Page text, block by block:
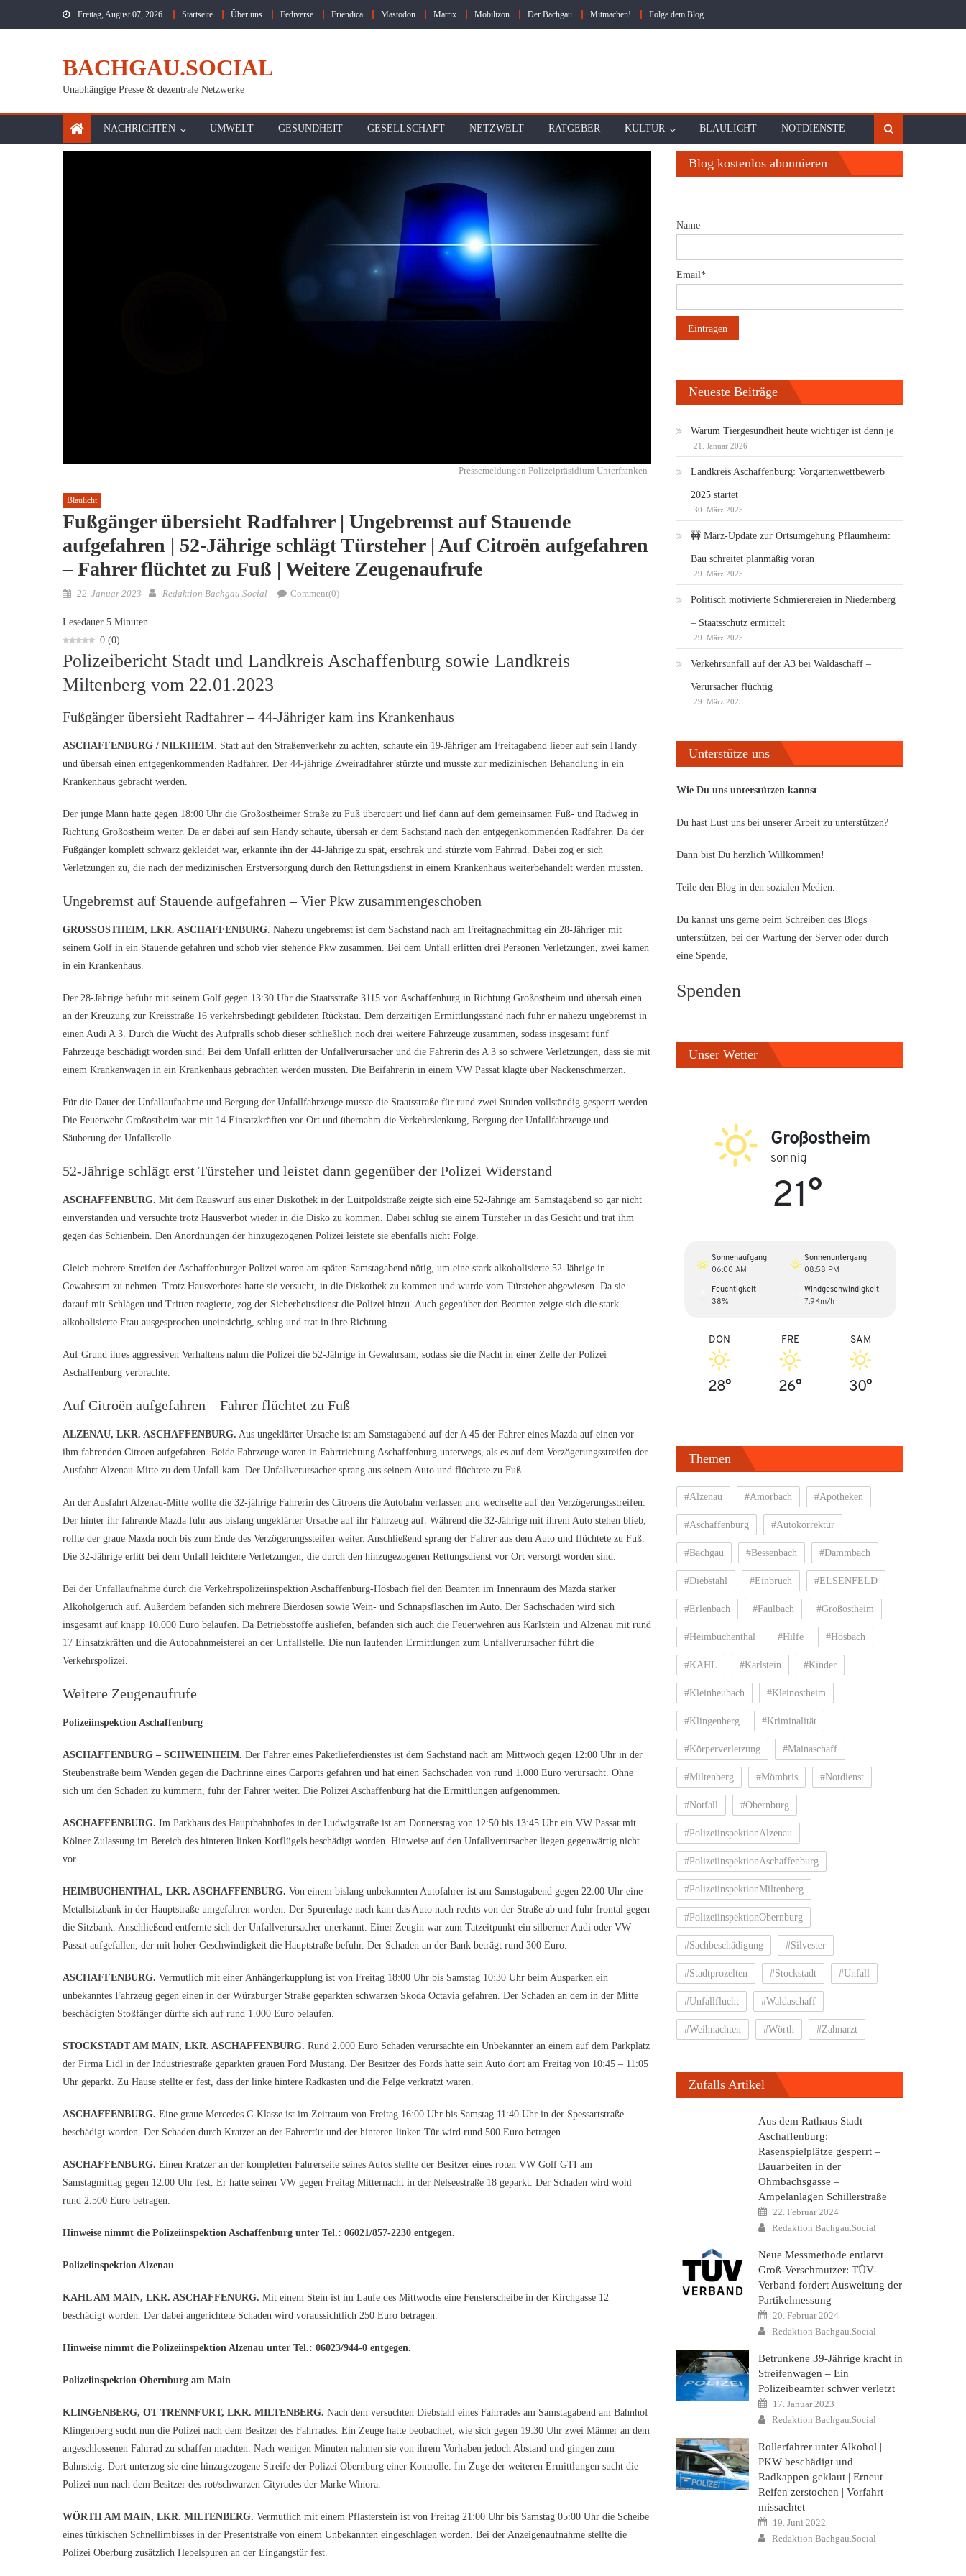
Freitag, August 07, 2026 Startseite Über uns Fediverse Friendica Mastodon Matrix Mobilizon Der Bachgau Mitmachen! Folge dem Blog
BACHGAU.SOCIAL
Unabhängige Presse & dezentrale Netzwerke
NACHRICHTEN UMWELT GESUNDHEIT GESELLSCHAFT NETZWELT RATGEBER KULTUR BLAULICHT NOTDIENSTE
Pressemeldungen Polizeipräsidium Unterfranken
Blaulicht
Fußgänger übersieht Radfahrer | Ungebremst auf Stauende
aufgefahren | 52-Jährige schlägt Türsteher | Auf Citroën aufgefahren
– Fahrer flüchtet zu Fuß | Weitere Zeugenaufrufe
Posted
22. Januar 2023 Author
Redaktion Bachgau.Social Comment(0)
Lesedauer 5 Minuten
0 (0)
Polizeibericht Stadt und Landkreis Aschaffenburg sowie Landkreis
Miltenberg vom 22.01.2023
Fußgänger übersieht Radfahrer – 44-Jähriger kam ins Krankenhaus
ASCHAFFENBURG / NILKHEIM . Statt auf den Straßenverkehr zu achten, schaute ein 19-Jähriger am Freitagabend lieber auf sein Handy
und übersah einen entgegenkommenden Radfahrer. Der 44-jährige Zweiradfahrer stürzte und musste zur medizinischen Behandlung in ein
Krankenhaus gebracht werden.
Der junge Mann hatte gegen 18:00 Uhr die Großostheimer Straße zu Fuß überquert und lief dann auf dem gemeinsamen Fuß- und Radweg in
Richtung Großostheim weiter. Da er dabei auf sein Handy schaute, übersah er dem Sachstand nach den entgegenkommenden Radfahrer. Da der
Fußgänger komplett schwarz gekleidet war, erkannte ihn der 44-Jährige zu spät, erschrak und stürzte vom Fahrrad. Dabei zog er sich
Verletzungen zu, die nach der medizinischen Erstversorgung durch den Rettungsdienst in einem Krankenhaus weiterbehandelt werden mussten.
Ungebremst auf Stauende aufgefahren – Vier Pkw zusammengeschoben
GROSSOSTHEIM, LKR. ASCHAFFENBURG . Nahezu ungebremst ist dem Sachstand nach am Freitagnachmittag ein 28-Jähriger mit
seinem Golf in ein Stauende gefahren und schob vier stehende Pkw zusammen. Bei dem Unfall erlitten drei Personen Verletzungen, zwei kamen
in ein Krankenhaus.
Der 28-Jährige befuhr mit seinem Golf gegen 13:30 Uhr die Staatsstraße 3115 von Aschaffenburg in Richtung Großostheim und übersah einen
an der Kreuzung zur Kreisstraße 16 verkehrsbedingt gebildeten Rückstau. Dem derzeitigen Ermittlungsstand nach fuhr er nahezu ungebremst in
einen Audi A 3. Durch die Wucht des Aufpralls schob dieser schließlich noch drei weitere Fahrzeuge zusammen, sodass insgesamt fünf
Fahrzeuge beschädigt worden sind. Bei dem Unfall erlitten der Unfallverursacher und die Fahrerin des A 3 so schwere Verletzungen, dass sie mit
einem Krankenwagen in ein Krankenhaus gebrachten werden mussten. Die Beifahrerin in einem VW Passat klagte über Nackenschmerzen.
Für die Dauer der Unfallaufnahme und Bergung der Unfallfahrzeuge musste die Staatsstraße für rund zwei Stunden vollständig gesperrt werden.
Die Feuerwehr Großostheim war mit 14 Einsatzkräften vor Ort und übernahm die Verkehrslenkung, Bergung der Unfallfahrzeuge und
Säuberung der Unfallstelle.
52-Jährige schlägt erst Türsteher und leistet dann gegenüber der Polizei Widerstand
ASCHAFFENBURG. Mit dem Rauswurf aus einer Diskothek in der Luitpoldstraße zeigte sich eine 52-Jährige am Samstagabend so gar nicht
einverstanden und versuchte trotz Hausverbot wieder in die Disko zu kommen. Dabei schlug sie einem Türsteher in das Gesicht und trat ihm
gegen das Schienbein. Den Anordnungen der hinzugezogenen Polizei leistete sie ebenfalls nicht Folge.
Gleich mehrere Streifen der Aschaffenburger Polizei waren am späten Samstagabend nötig, um eine stark alkoholisierte 52-Jährige in
Gewahrsam zu nehmen. Trotz Hausverbotes hatte sie versucht, in die Diskothek zu kommen und wurde vom Türsteher abgewiesen. Da sie
darauf mit Schlägen und Tritten reagierte, zog der Sicherheitsdienst die Polizei hinzu. Auch gegenüber den Beamten zeigte sich die stark
alkoholisierte Frau ausgesprochen uneinsichtig, schlug und trat in ihre Richtung.
Auf Grund ihres aggressiven Verhaltens nahm die Polizei die 52-Jährige in Gewahrsam, sodass sie die Nacht in einer Zelle der Polizei
Aschaffenburg verbrachte.
Auf Citroën aufgefahren – Fahrer flüchtet zu Fuß
ALZENAU, LKR. ASCHAFFENBURG. Aus ungeklärter Ursache ist am Samstagabend auf der A 45 der Fahrer eines Mazda auf einen vor
ihm fahrenden Citroen aufgefahren. Beide Fahrzeuge waren in Fahrtrichtung Aschaffenburg unterwegs, als es auf dem Verzögerungsstreifen der
Ausfahrt Alzenau-Mitte zu dem Unfall kam. Der Unfallverursacher sprang aus seinem Auto und flüchtete zu Fuß.
An der Ausfahrt Alzenau-Mitte wollte die 32-jährige Fahrerin des Citroens die Autobahn verlassen und wechselte auf den Verzögerungsstreifen.
Der hinter ihr fahrende Mazda fuhr aus bislang ungeklärter Ursache auf ihr Fahrzeug auf. Während die 32-Jährige mit ihrem Auto stehen blieb,
rollte der graue Mazda noch bis zum Ende des Verzögerungssteifen weiter. Anschließend sprang der Fahrer aus dem Auto und flüchtete zu Fuß.
Die 32-Jährige erlitt bei dem Unfall leichtere Verletzungen, die durch den hinzugezogenen Rettungsdienst vor Ort versorgt worden sind.
Bei der Unfallaufnahme durch die Verkehrspolizeiinspektion Aschaffenburg-Hösbach fiel den Beamten im Innenraum des Mazda starker
Alkoholgeruch auf. Außerdem befanden sich mehrere Bierdosen sowie Wein- und Schnapsflaschen im Auto. Der Sachschaden wird sich
insgesamt auf knapp 10.000 Euro belaufen. Da Betriebsstoffe ausliefen, befanden sich auch die Feuerwehren aus Karlstein und Alzenau mit rund
17 Einsatzkräften und die Autobahnmeisterei an der Unfallstelle. Die nun laufenden Ermittlungen zum Unfallverursacher führt die
Verkehrspolizei.
Weitere Zeugenaufrufe
Polizeiinspektion Aschaffenburg
ASCHAFFENBURG – SCHWEINHEIM. Der Fahrer eines Paketlieferdienstes ist dem Sachstand nach am Mittwoch gegen 12:00 Uhr in der
Steubenstraße beim Wenden gegen die Dachrinne eines Carports gefahren und hat einen Sachschaden von rund 1.000 Euro verursacht. Ohne
sich um den Schaden zu kümmern, fuhr der Fahrer weiter. Die Polizei Aschaffenburg hat die Ermittlungen aufgenommen.
ASCHAFFENBURG. Im Parkhaus des Hauptbahnhofes in der Ludwigstraße ist am Donnerstag von 12:50 bis 13:45 Uhr ein VW Passat mit
Kölner Zulassung im Bereich des hinteren linken Kotflügels beschädigt worden. Hinweise auf den Unfallverursacher liegen gegenwärtig nicht
vor.
HEIMBUCHENTHAL, LKR. ASCHAFFENBURG. Von einem bislang unbekannten Autofahrer ist am Samstagabend gegen 22:00 Uhr eine
Metallsitzbank in der Hauptstraße umgefahren worden. Der Spurenlage nach kam das Auto nach rechts von der Straße ab und fuhr frontal gegen
die Sitzbank. Anschließend entfernte sich der Unfallverursacher unerkannt. Einer Zeugin war zum Tatzeitpunkt ein silberner Audi oder VW
Passat aufgefallen, der mit hoher Geschwindigkeit die Hauptstraße befuhr. Der Schaden an der Bank beträgt rund 300 Euro.
ASCHAFFENBURG. Vermutlich mit einer Anhängerkupplung ist von Freitag 18:00 Uhr bis Samstag 10:30 Uhr beim Ausparken ein
unbekanntes Fahrzeug gegen einen in der Würzburger Straße geparkten schwarzen Skoda Octavia gefahren. Der Schaden an dem in der Mitte
beschädigten Stoßfänger dürfte sich auf rund 1.000 Euro belaufen.
STOCKSTADT AM MAIN, LKR. ASCHAFFENBURG. Rund 2.000 Euro Schaden verursachte ein Unbekannter an einem auf dem Parkplatz
der Firma Lidl in der Industriestraße geparkten grauen Ford Mustang. Der Besitzer des Fords hatte sein Auto dort am Freitag von 10:45 – 11:05
Uhr geparkt. Zu Hause stellte er fest, dass der linke hintere Radkasten und die Felge verkratzt waren.
ASCHAFFENBURG. Eine graue Mercedes C-Klasse ist im Zeitraum von Freitag 16:00 Uhr bis Samstag 11:40 Uhr in der Spessartstraße
beschädigt worden. Der Schaden durch Kratzer an der Fahrertür und der hinteren linken Tür wird rund 500 Euro betragen.
ASCHAFFENBURG. Einen Kratzer an der kompletten Fahrerseite seines Autos stellte der Besitzer eines roten VW Golf GTI am
Samstagmittag gegen 12:00 Uhr fest. Er hatte seinen VW gegen Freitag Mitternacht in der Nelseestraße 18 geparkt. Der Schaden wird wohl
rund 2.500 Euro betragen.
Hinweise nimmt die Polizeiinspektion Aschaffenburg unter Tel.: 06021/857-2230 entgegen.
Polizeiinspektion Alzenau
KAHL AM MAIN, LKR. ASCHAFFENURG. Mit einem Stein ist im Laufe des Mittwochs eine Fensterscheibe in der Kirchgasse 12
beschädigt worden. Der dabei angerichtete Schaden wird voraussichtlich 250 Euro betragen.
Hinweise nimmt die Polizeiinspektion Alzenau unter Tel.: 06023/944-0 entgegen.
Polizeiinspektion Obernburg am Main
KLINGENBERG, OT TRENNFURT, LKR. MILTENBERG. Nach dem versuchten Diebstahl eines Fahrrades am Samstagabend am Bahnhof
Klingenberg sucht nun die Polizei nach dem Besitzer des Fahrrades. Ein Zeuge hatte beobachtet, wie sich gegen 19:30 Uhr zwei Männer an dem
angeschlossenen Fahrrad zu schaffen machten. Nach wenigen Minuten nahmen sie von ihrem Vorhaben jedoch Abstand und gingen zum
Bahnsteig. Dort unterzog sie eine hinzugezogene Streife der Polizei Obernburg einer Kontrolle. Im Zuge der weiteren Ermittlungen sucht die
Polizei nun nach dem Besitzer des rot/schwarzen Cityrades der Marke Winora.
WÖRTH AM MAIN, LKR. MILTENBERG. Vermutlich mit einem Pflasterstein ist von Freitag 21:00 Uhr bis Samstag 05:00 Uhr die Scheibe
eines türkischen Schnellimbisses in der Presentstraße von einem Unbekannten eingeschlagen worden. Bei der Anzeigenaufnahme stellte die
Polizei Oberburg zusätzlich Hebelspuren an der Eingangstür fest.
Blog kostenlos abonnieren
Name
Email*
Neueste Beiträge
Warum Tiergesundheit heute wichtiger ist denn je
21. Januar 2026
Landkreis Aschaffenburg: Vorgartenwettbewerb
2025 startet
30. März 2025
🚧 März-Update zur Ortsumgehung Pflaumheim:
Bau schreitet planmäßig voran
29. März 2025
Politisch motivierte Schmierereien in Niedernberg
– Staatsschutz ermittelt
29. März 2025
Verkehrsunfall auf der A3 bei Waldaschaff –
Verursacher flüchtig
29. März 2025
Unterstütze uns
Wie Du uns unterstützen kannst
Du hast Lust uns bei unserer Arbeit zu unterstützen?
Dann bist Du herzlich Willkommen!
Teile den Blog in den sozialen Medien.
Du kannst uns gerne beim Schreiben des Blogs
unterstützen, bei der Wartung der Server oder durch
eine Spende,
Spenden
Unser Wetter
Großostheim
sonnig
21°
Sonnenaufgang
06:00 AM
Sonnenuntergang
08:58 PM
Feuchtigkeit
38%
Windgeschwindigkeit
7.9Km/h
DON
28°
FRE
26°
SAM
30°
Themen
#Alzenau #Amorbach #Apotheken
#Aschaffenburg #Autokorrektur
#Bachgau #Bessenbach #Dammbach
#Diebstahl #Einbruch #ELSENFELD
#Erlenbach #Faulbach #Großostheim
#Heimbuchenthal #Hilfe #Hösbach
#KAHL #Karlstein #Kinder
#Kleinheubach #Kleinostheim
#Klingenberg #Kriminalität
#Körperverletzung #Mainaschaff
#Miltenberg #Mömbris #Notdienst
#Notfall #Obernburg
#PolizeiinspektionAlzenau
#PolizeiinspektionAschaffenburg
#PolizeiinspektionMiltenberg
#PolizeiinspektionObernburg
#Sachbeschädigung #Silvester
#Stadtprozelten #Stockstadt #Unfall
#Unfallflucht #Waldaschaff
#Weihnachten #Wörth #Zahnarzt
Zufalls Artikel
Aus dem Rathaus Stadt
Aschaffenburg:
Rasenspielplätze gesperrt –
Bauarbeiten in der
Ohmbachsgasse –
Ampelanlagen Schillerstraße
Posted
on
22. Februar 2024
Author
Redaktion Bachgau.Social
Neue Messmethode entlarvt
Groß-Verschmutzer: TÜV-
Verband fordert Ausweitung der
Partikelmessung
Posted
on
20. Februar 2024
Author
Redaktion Bachgau.Social
Betrunkene 39-Jährige kracht in
Streifenwagen – Ein
Polizeibeamter schwer verletzt
Posted
on
17. Januar 2023
Author
Redaktion Bachgau.Social
Rollerfahrer unter Alkohol |
PKW beschädigt und
Radkappen geklaut | Erneut
Reifen zerstochen | Vorfahrt
missachtet
Posted
on
19. Juni 2022
Author
Redaktion Bachgau.Social